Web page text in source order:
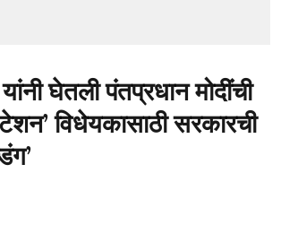
घेतली पंतप्रधान मोदींची
विधेयकासाठी सरकारची